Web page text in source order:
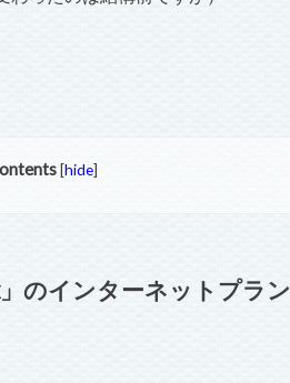
[hide]
のインターネットプラン